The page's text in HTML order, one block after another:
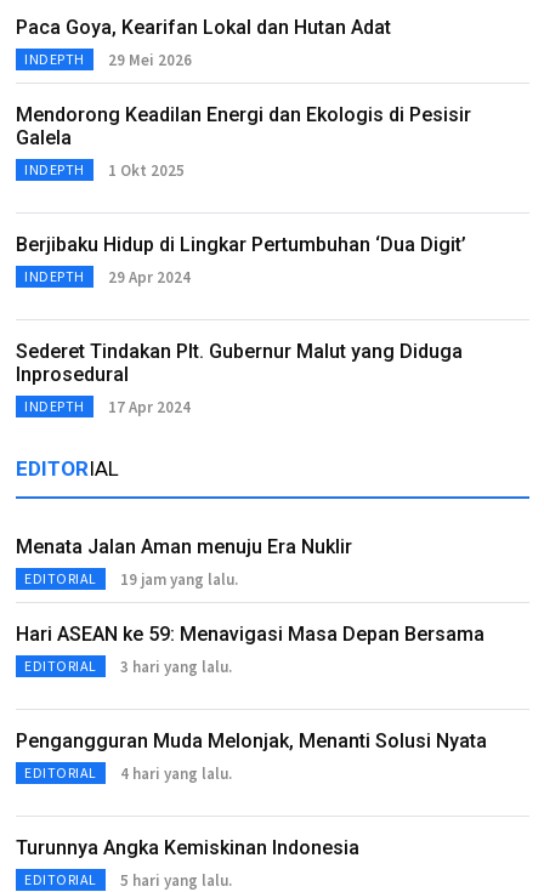
Paca Goya, Kearifan Lokal dan Hutan Adat
INDEPTH 29 Mei 2026
Mendorong Keadilan Energi dan Ekologis di Pesisir
Galela
INDEPTH 1 Okt 2025
Berjibaku Hidup di Lingkar Pertumbuhan ‘Dua Digit’
INDEPTH 29 Apr 2024
Sederet Tindakan Plt. Gubernur Malut yang Diduga
Inprosedural
INDEPTH 17 Apr 2024
EDITORIAL
Menata Jalan Aman menuju Era Nuklir
EDITORIAL 19 jam yang lalu.
Hari ASEAN ke 59: Menavigasi Masa Depan Bersama
EDITORIAL 3 hari yang lalu.
Pengangguran Muda Melonjak, Menanti Solusi Nyata
EDITORIAL 4 hari yang lalu.
Turunnya Angka Kemiskinan Indonesia
EDITORIAL 5 hari yang lalu.